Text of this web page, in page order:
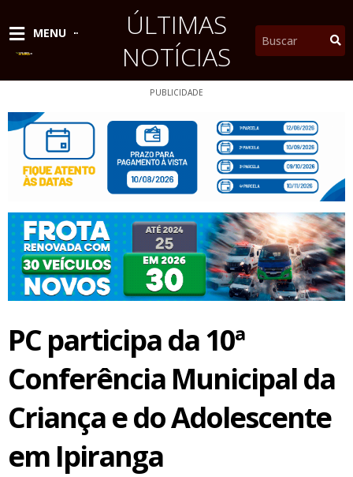
conteúdo
MENU
ÚLTIMAS
NOTÍCIAS
Pesquisar
PUBLICIDADE
PC participa da 10ª
Conferência Municipal da
Criança e do Adolescente
em Ipiranga